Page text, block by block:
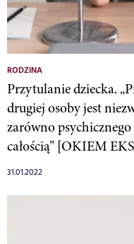
RODZINA
Przytulanie dziecka.
drugiej osoby jest
zarówno
całością” [OKIEM
31.01.2022